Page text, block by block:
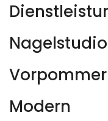
Modern